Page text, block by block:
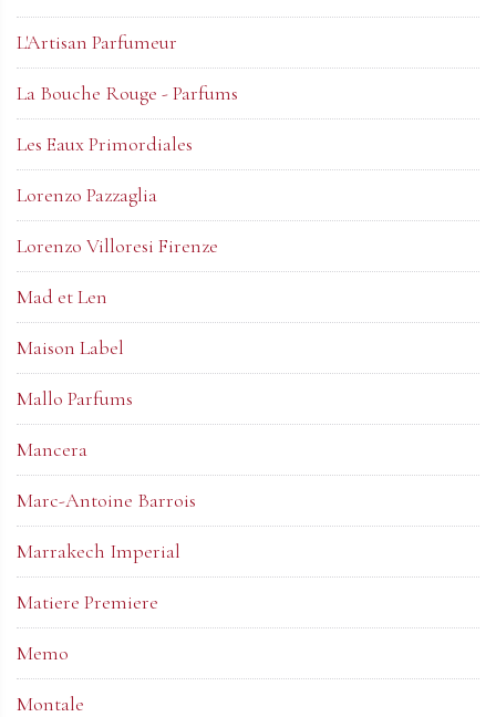
L'Artisan Parfumeur
La Bouche Rouge - Parfums
Les Eaux Primordiales
Lorenzo Pazzaglia
Lorenzo Villoresi Firenze
Mad et Len
Maison Label
Mallo Parfums
Mancera
Marc-Antoine Barrois
Marrakech Imperial
Matiere Premiere
Memo
Montale